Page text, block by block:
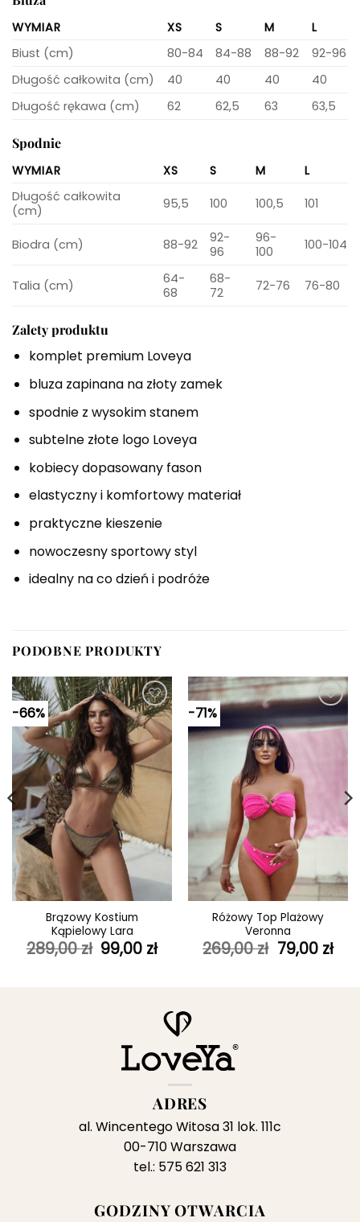
WYMIAR XS S M
L
Biust (cm)
80-84 84-88 88-92
92-96
Długość całkowita (cm)
40 40 40
40
Długość rękawa (cm)
62 62,5 63 63,5
Spodnie
WYMIAR XS S M
L
Długość całkowita
(cm)
95,5 100 100,5 101
Biodra (cm) 88-92
92-
96
96-
100
100-104
Talia (cm)
64-
68
68-
72
72-76 76-80
Zalety produktu
komplet premium Loveya
bluza zapinana na złoty zamek
spodnie z wysokim stanem
subtelne złote logo Loveya
kobiecy dopasowany fason
elastyczny i komfortowy materiał
praktyczne kieszenie
nowoczesny sportowy styl
idealny na co dzień i podróże
PODOBNE PRODUKTY
-66%
Dodaj do
ulubionych
Brązowy Kostium
Kąpielowy Lara
289,00zł Pierwotna
cena
99,00 złAktualna
-71%
Dodaj do
ulubionych
Różowy Top Plażowy
Veronna
269,00zł Pierwotna
cena
79,00 zł
ADRES
al. Wincentego Witosa 31 lok. 111c
00-710 Warszawa
tel.: 575 621 313
GODZINY OTWARCIA